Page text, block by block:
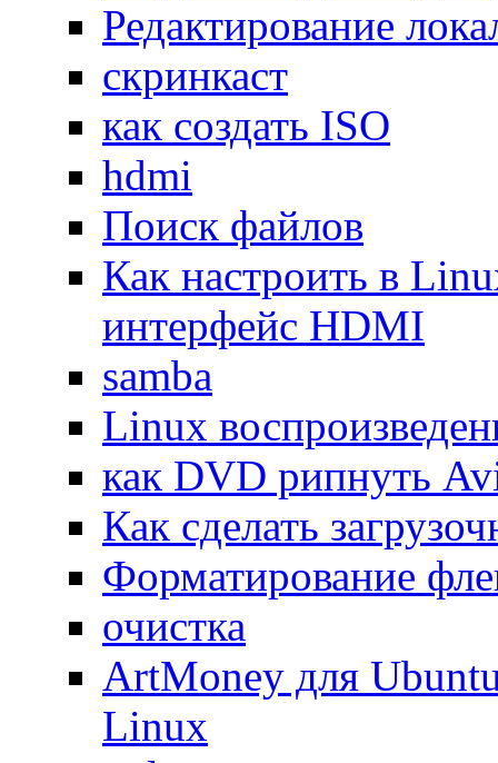
Редактирование
скринкаст
как создать ISO
hdmi
Поиск файлов
Как настроить в
интерфейс HDMI
samba
Linux
как DVD рипнуть
Как сделать
Форматирование
очистка
ArtMoney для
Linux